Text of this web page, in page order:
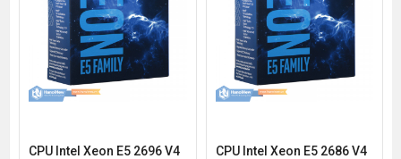
CPU Intel Xeon E5 2696 V4
CPU Intel Xeon E5 2686 V4